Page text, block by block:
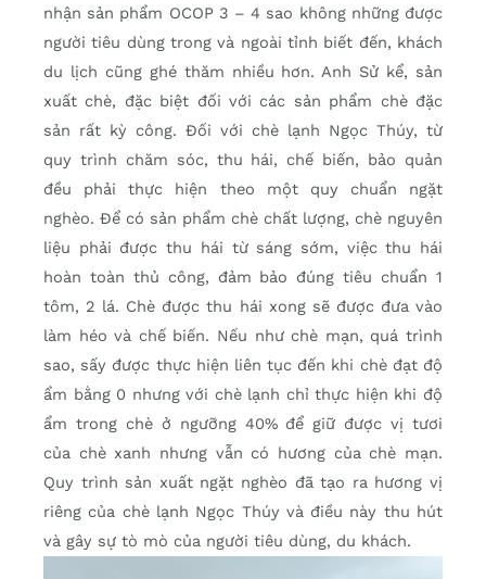
nhận sản phẩm OCOP 3 – 4 sao không những được
người tiêu dùng trong và ngoài tỉnh biết đến, khách
du lịch cũng ghé thăm nhiều hơn. Anh Sử kể, sản
xuất chè, đặc biệt đối với các sản phẩm chè đặc
sản rất kỳ công. Đối với chè lạnh Ngọc Thúy, từ
quy trình chăm sóc, thu hái, chế biến, bảo quản
đều phải thực hiện theo một quy chuẩn ngặt
nghèo. Để có sản phẩm chè chất lượng, chè nguyên
liệu phải được thu hái từ sáng sớm, việc thu hái
hoàn toàn thủ công, đảm bảo đúng tiêu chuẩn 1
tôm, 2 lá. Chè được thu hái xong sẽ được đưa vào
làm héo và chế biến. Nếu như chè mạn, quá trình
sao, sấy được thực hiện liên tục đến khi chè đạt độ
ẩm bằng 0 nhưng với chè lạnh chỉ thực hiện khi độ
ẩm trong chè ở ngưỡng 40% để giữ được vị tươi
của chè xanh nhưng vẫn có hương của chè mạn.
Quy trình sản xuất ngặt nghèo đã tạo ra hương vị
riêng của chè lạnh Ngọc Thúy và điều này thu hút
và gây sự tò mò của người tiêu dùng, du khách.